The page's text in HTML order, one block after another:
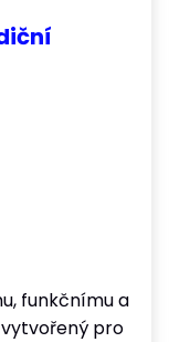
funkčnímu a
pro